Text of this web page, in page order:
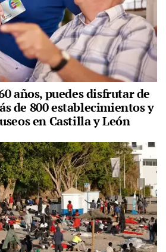
años, puedes disfrutar de
de 800 establecimientos y
en Castilla y León